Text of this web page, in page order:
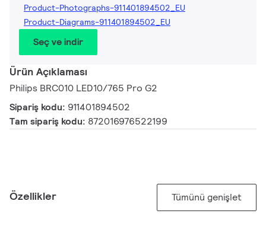
Product-Photographs-911401894502_EU
Product-Diagrams-911401894502_EU
Seç ve indir
Ürün Açıklaması
Philips BRC010 LED10/765 Pro G2
Sipariş kodu: 911401894502
Tam sipariş kodu: 872016976522199
Özellikler Tümünü genişlet